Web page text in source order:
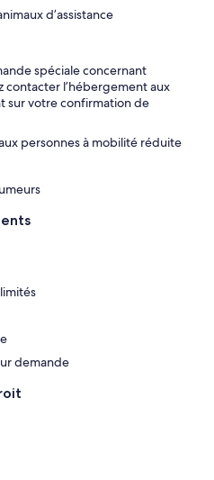
d’assistance
spéciale concernant
contacter l’hébergement aux
sur votre confirmation de
personnes à mobilité réduite
demande